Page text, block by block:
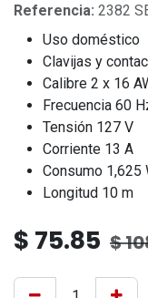
Referencia: 2382
Uso doméstico
Clavijas y
Calibre 2 x 16
Frecuencia 60
Tensión 127 V
Corriente 13 A
Consumo 1,625
Longitud 10 m
$ 75.85 $